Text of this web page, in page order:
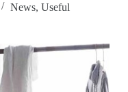
News, Useful